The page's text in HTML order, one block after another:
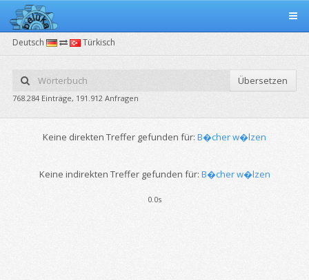
Deutsch Türkisch
Übersetzen
768.284 Einträge, 191.912 Anfragen
Keine direkten Treffer gefunden für: B�cher w�lzen
Keine indirekten Treffer gefunden für: B�cher w�lzen
0.0s